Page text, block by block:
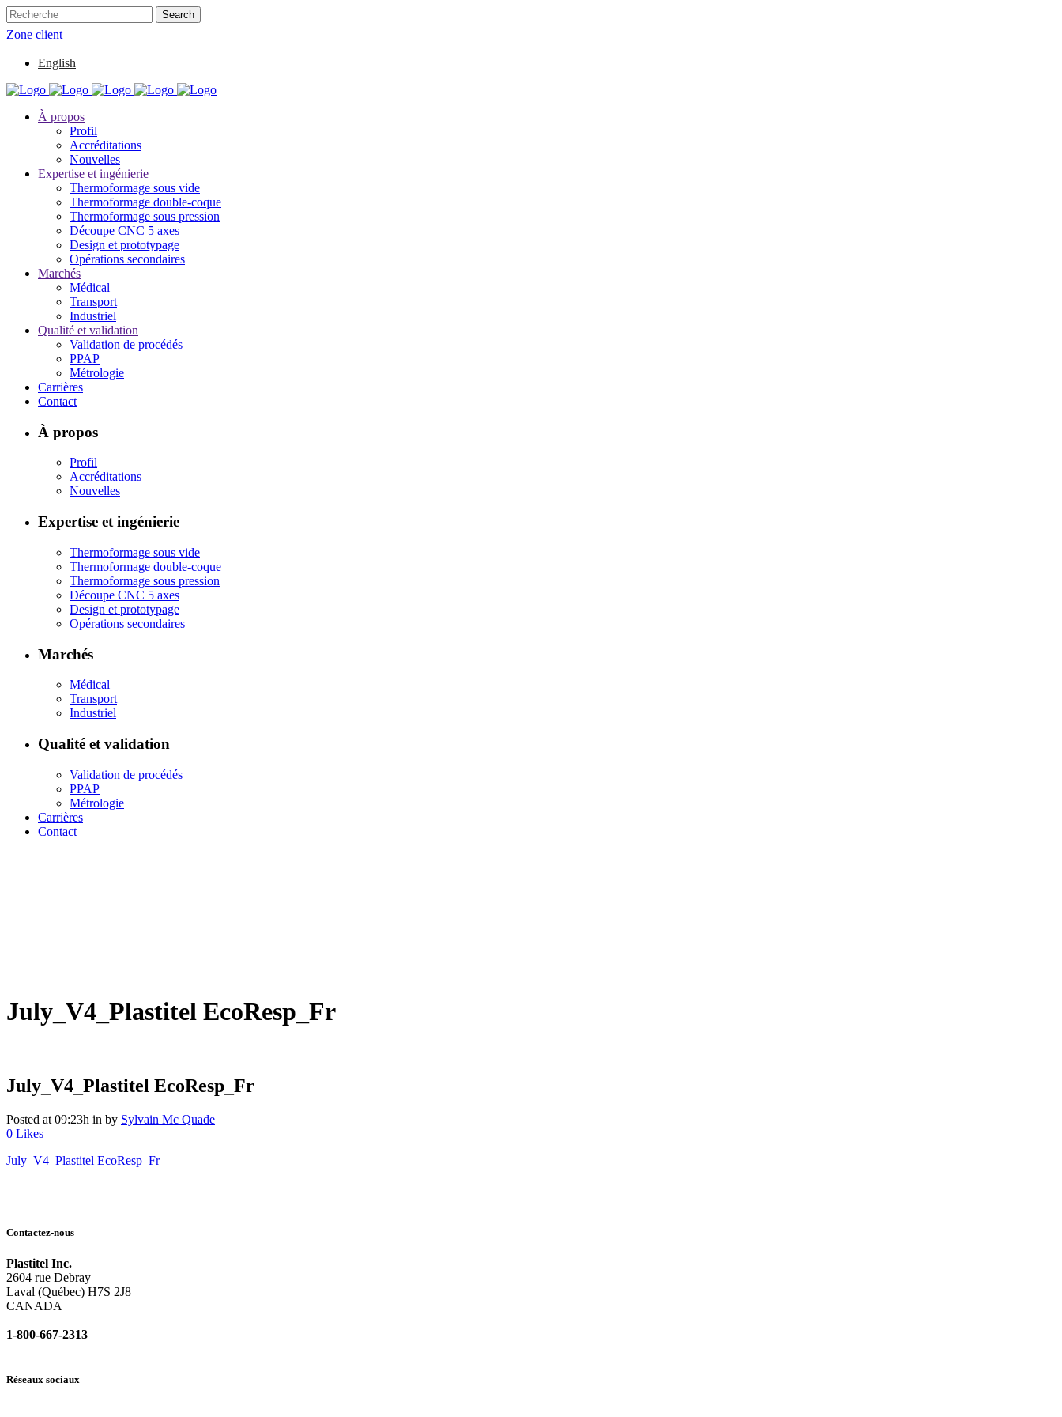
Zone client
English
À propos
Profil
Accréditations
Nouvelles
Expertise et ingénierie
Thermoformage sous vide
Thermoformage double-coque
Thermoformage sous pression
Découpe CNC 5 axes
Design et prototypage
Opérations secondaires
Marchés
Médical
Transport
Industriel
Qualité et validation
Validation de procédés
PPAP
Métrologie
Carrières
Contact
À propos
Profil
Accréditations
Nouvelles
Expertise et ingénierie
Thermoformage sous vide
Thermoformage double-coque
Thermoformage sous pression
Découpe CNC 5 axes
Design et prototypage
Opérations secondaires
Marchés
Médical
Transport
Industriel
Qualité et validation
Validation de procédés
PPAP
Métrologie
Carrières
Contact
July_V4_Plastitel EcoResp_Fr
July_V4_Plastitel EcoResp_Fr
Posted at 09:23h in by Sylvain Mc Quade
0 Likes
July_V4_Plastitel EcoResp_Fr
Contactez-nous
Plastitel Inc.
2604 rue Debray
Laval (Québec) H7S 2J8
CANADA
1-800-667-2313
Réseaux sociaux